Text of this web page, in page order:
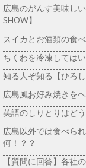
広島のがんす美味し
SHOW】
スイカとお酒類の食
ちくわを冷凍しては
知る人ぞ知る【ひろし
広島風お好み焼きを
英語のしりとりはど
広島以外では食べら
何！？？
【質問に回答】各社